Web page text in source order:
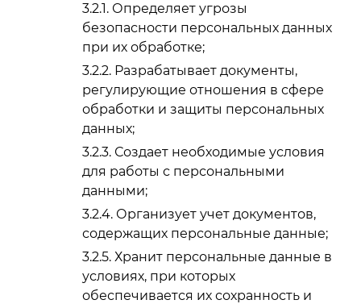
Определяет угрозы
безопасности персональных данных
при их обработке;
Разрабатывает документы,
регулирующие отношения в сфере
обработки и защиты персональных
данных;
Создает необходимые условия
для работы с персональными
данными;
Организует учет документов,
содержащих персональные данные;
Хранит персональные данные в
условиях, при которых
обеспечивается их сохранность и